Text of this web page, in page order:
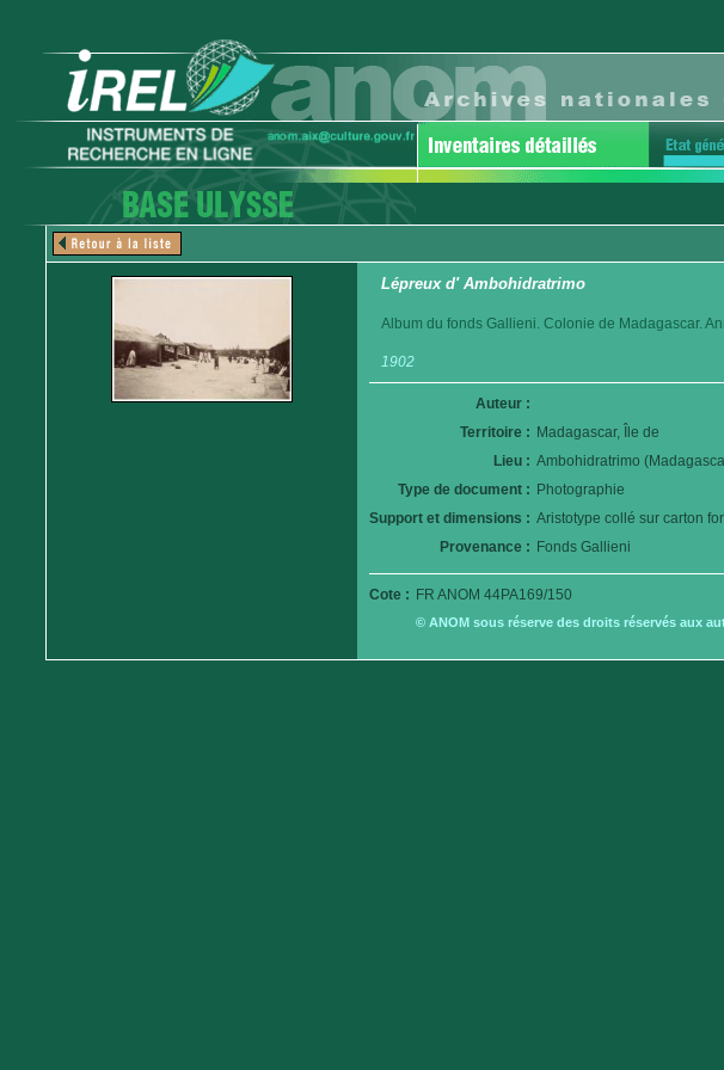
Lépreux d' Ambohidratrimo
Album du fonds Gallieni. Colonie de Madagascar.
1902
Auteur :
Territoire : Madagascar, Île de
Lieu : Ambohidratrimo
Type de document : Photographie
Support et dimensions : Aristotype collé sur carton
Provenance : Fonds Gallieni
Cote : FR ANOM 44PA169/150
© ANOM sous réserve des droits réservés aux